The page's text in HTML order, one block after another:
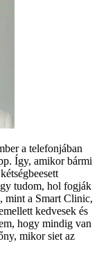
a telefonjában
Így, amikor bármi
tudom, hol fogják
mint a Smart Clinic,
kedvesek és
hogy mindig van
mikor siet az